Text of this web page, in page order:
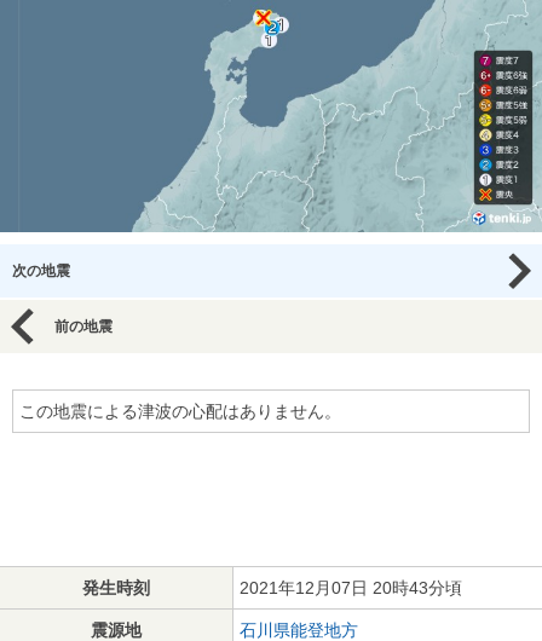
次の地震
前の地震
この地震による津波の心配はありません。
発生時刻 2021年12月07日 20時43分頃
震源地 石川県能登地方